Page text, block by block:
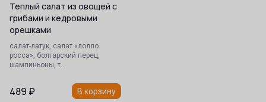
Теплый салат из овощей с
грибами и кедровыми
орешками
салат-латук, салат «лолло
росса», болгарский перец,
шампиньоны, т…
489 ₽ В корзину